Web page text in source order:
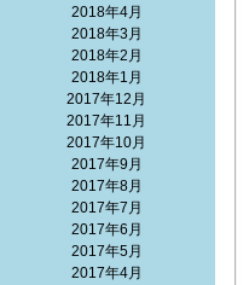
2018年4月
2018年3月
2018年2月
2018年1月
2017年12月
2017年11月
2017年10月
2017年9月
2017年8月
2017年7月
2017年6月
2017年5月
2017年4月